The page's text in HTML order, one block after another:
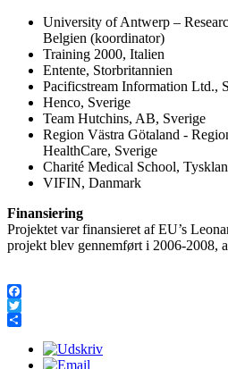
University of Antwerp –
Belgien (koordinator)
Training 2000, Italien
Entente, Storbritannien
Pacificstream Information Ltd.,
Henco, Sverige
Team Hutchins, AB, Sverige
Region Västra Götaland -
HealthCare, Sverige
Charité Medical School,
VIFIN, Danmark
Finansiering
Projektet var finansieret af EU’s
projekt blev gennemført i 2006-2008,
Facebook
Twitter